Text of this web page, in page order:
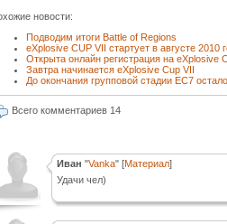
новости:
Подводим итоги Battle of Regions
eXplosive CUP VII стартует в августе 2010
Открыта онлайн регистрация на eXplosive
Завтра начинается eXplosive Cup VII
До окончания групповой стадии EC7
Всего комментариев 14
Иван "Vanka" [Материал]
Удачи чел)